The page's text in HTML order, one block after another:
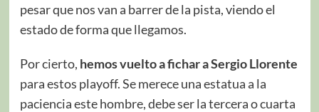
pesar que nos van a barrer de la pista, viendo el
estado de forma que llegamos.
Por cierto, hemos vuelto a fichar a Sergio Llorente
para estos playoff. Se merece una estatua a la
paciencia este hombre, debe ser la tercera o cuarta